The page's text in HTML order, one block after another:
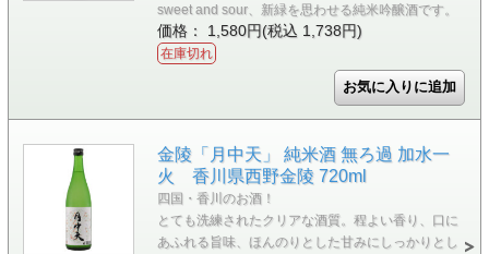
sweet and sour、新緑を思わせる純米吟醸酒です。
価格： 1,580円(税込 1,738円)
在庫切れ
金陵「月中天」 純米酒 無ろ過 加水一
火 香川県西野金陵 720ml
四国・香川のお酒！
とても洗練されたクリアな酒質。程よい香り、口に
あふれる旨味、ほんのりとした甘みにしっかりとし